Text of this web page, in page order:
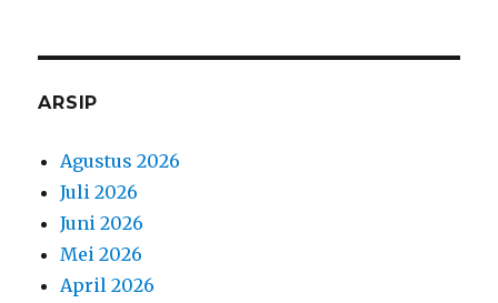
ARSIP
Agustus 2026
Juli 2026
Juni 2026
Mei 2026
April 2026